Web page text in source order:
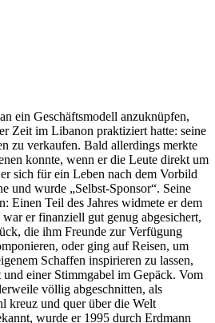
ein Geschäftsmodell anzuknüpfen,
Zeit im Libanon praktiziert hatte: seine
zu verkaufen. Bald allerdings merkte
konnte, wenn er die Leute direkt um
sich für ein Leben nach dem Vorbild
und wurde „Selbst-Sponsor“. Seine
Einen Teil des Jahres widmete er dem
er finanziell gut genug abgesichert,
die ihm Freunde zur Verfügung
oder ging auf Reisen, um
Schaffen inspirieren zu lassen,
einer Stimmgabel im Gepäck. Vom
völlig abgeschnitten, als
kreuz und quer über die Welt
wurde er 1995 durch Erdmann